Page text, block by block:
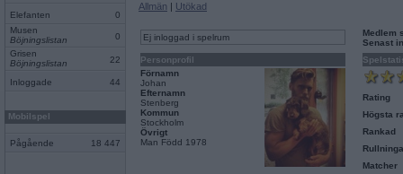
Elefanten
0
Musen
Böjningslistan
0
Grisen
Böjningslistan
22
Inloggade 44
Mobilspel
Pågående 18 447
Allmän | Utökad
Ej inloggad i spelrum
Personprofil
Förnamn
Johan
Efternamn
Stenberg
Kommun
Stockholm
Övrigt
Man Född 1978
Medlem
Senast
Rating
Högsta
Rankad
Matcher